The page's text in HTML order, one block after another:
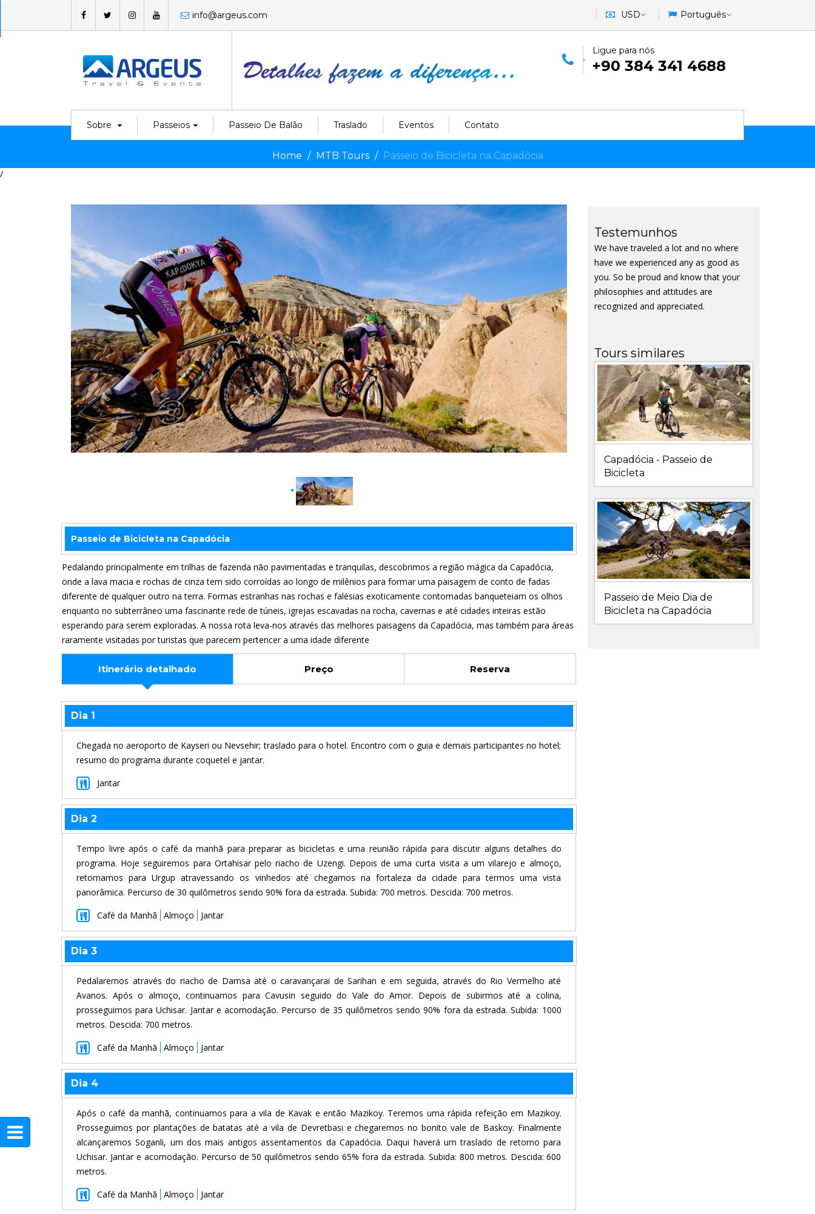
info@argeus.com USD Português
Ligue para nós
+90 384 341 4688
Sobre Passeios Passeio De Balão Traslado Eventos Contato
Home MTB Tours
Passeio de Bicicleta na Capadócia
/
Passeio de Bicicleta na Capadócia
Pedalando principalmente em trilhas de fazenda não pavimentadas e tranquilas, descobrimos a região mágica da Capadócia,
onde a lava macia e rochas de cinza tem sido corroídas ao longo de milênios para formar uma paisagem de conto de fadas
diferente de qualquer outro na terra. Formas estranhas nas rochas e falésias exoticamente contornadas banqueteiam os olhos
enquanto no subterrâneo uma fascinante rede de túneis, igrejas escavadas na rocha, cavernas e até cidades inteiras estão
esperando para serem exploradas. A nossa rota leva-nos através das melhores paisagens da Capadócia, mas também para áreas
raramente visitadas por turistas que parecem pertencer a uma idade diferente
Itinerário detalhado Preço Reserva
Dia 1
Chegada no aeroporto de Kayseri ou Nevsehir; traslado para o hotel. Encontro com o guia e demais participantes no hotel;
resumo do programa durante coquetel e jantar.
Jantar
Dia 2
Tempo livre após o café da manhã para preparar as bicicletas e uma reunião rápida para discutir alguns detalhes do
programa. Hoje seguiremos para Ortahisar pelo riacho de Uzengi. Depois de uma curta visita a um vilarejo e almoço,
retornamos para Urgup atravessando os vinhedos até chegamos na fortaleza da cidade para termos uma vista
panorâmica. Percurso de 30 quilômetros sendo 90% fora da estrada. Subida: 700 metros. Descida: 700 metros.
Café da Manhã
Almoço Jantar
Dia 3
Pedalaremos através do riacho de Damsa até o caravançarai de Sarihan e em seguida, através do Rio Vermelho até
Avanos. Após o almoço, continuamos para Cavusin seguido do Vale do Amor. Depois de subirmos até a colina,
prosseguimos para Uchisar. Jantar e acomodação. Percurso de 35 quilômetros sendo 90% fora da estrada. Subida: 1000
metros. Descida: 700 metros.
Café da Manhã
Almoço Jantar
Dia 4
Após o café da manhã, continuamos para a vila de Kavak e então Mazikoy. Teremos uma rápida refeição em Mazikoy.
Prosseguimos por plantações de batatas até a vila de Devretbasi e chegaremos no bonito vale de Baskoy. Finalmente
alcançaremos Soganli, um dos mais antigos assentamentos da Capadócia. Daqui haverá um traslado de retorno para
Uchisar. Jantar e acomodação. Percurso de 50 quilômetros sendo 65% fora da estrada. Subida: 800 metros. Descida: 600
metros.
Café da Manhã
Almoço Jantar
Testemunhos
We have traveled a lot and no where
have we experienced any as good as
you. So be proud and know that your
philosophies and attitudes are
recognized and appreciated.
Tours similares
Capadócia - Passeio de
Bicicleta
Passeio de Meio Dia de
Bicicleta na Capadócia